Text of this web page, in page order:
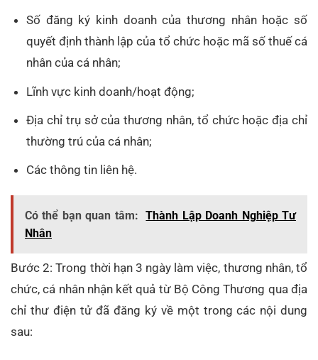
Số đăng ký kinh doanh của thương nhân hoặc số
quyết định thành lập của tổ chức hoặc mã số thuế cá
nhân của cá nhân;
Lĩnh vực kinh doanh/hoạt động;
Địa chỉ trụ sở của thương nhân, tổ chức hoặc địa chỉ
thường trú của cá nhân;
Các thông tin liên hệ.
Có thể bạn quan tâm:
Thành Lập Doanh Nghiệp Tư
Nhân
Bước 2: Trong thời hạn 3 ngày làm việc, thương nhân, tổ
chức, cá nhân nhận kết quả từ Bộ Công Thương qua địa
chỉ thư điện tử đã đăng ký về một trong các nội dung
sau: